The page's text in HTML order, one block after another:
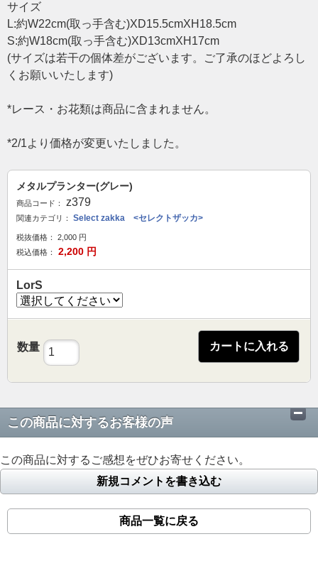
サイズ
L:約W22cm(取っ手含む)XD15.5cmXH18.5cm
S:約W18cm(取っ手含む)XD13cmXH17cm
(サイズは若干の個体差がございます。ご了承のほどよろし
くお願いいたします)
*レース・お花類は商品に含まれません。
*2/1より価格が変更いたしました。
メタルプランター(グレー)
商品コード： z379
関連カテゴリ： Select zakka <セレクトザッカ>
税抜価格： 2,000 円
税込価格：
2,200 円
LorS
数量 カートに入れる
この商品に対するお客様の声
この商品に対するご感想をぜひお寄せください。
新規コメントを書き込む
商品一覧に戻る